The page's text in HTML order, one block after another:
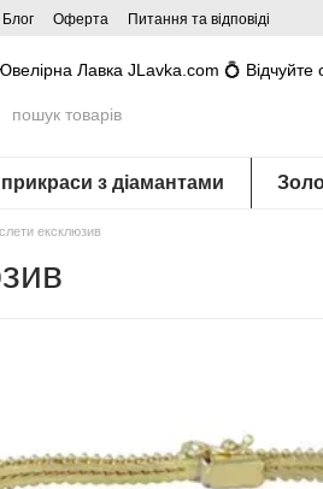
Блог Оферта Питання та відповіді
Лавка JLavka.com 💍 Відчуйте
з діамантами
ексклюзив